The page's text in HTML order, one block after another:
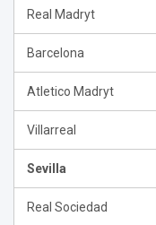
Real Madryt
Barcelona
Atletico Madryt
Villarreal
Sevilla
Real Sociedad